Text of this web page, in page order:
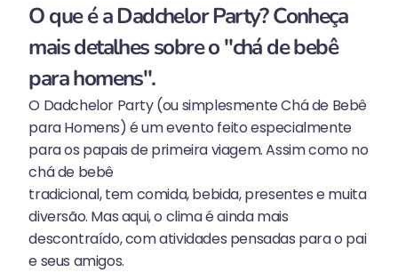
O que é a Dadchelor Party? Conheça
mais detalhes sobre o "chá de bebê
para homens".
O Dadchelor Party (ou simplesmente Chá de Bebê
para Homens) é um evento feito especialmente
para os papais de primeira viagem. Assim como no
chá de bebê
tradicional, tem comida, bebida, presentes e muita
diversão. Mas aqui, o clima é ainda mais
descontraído, com atividades pensadas para o pai
e seus amigos.